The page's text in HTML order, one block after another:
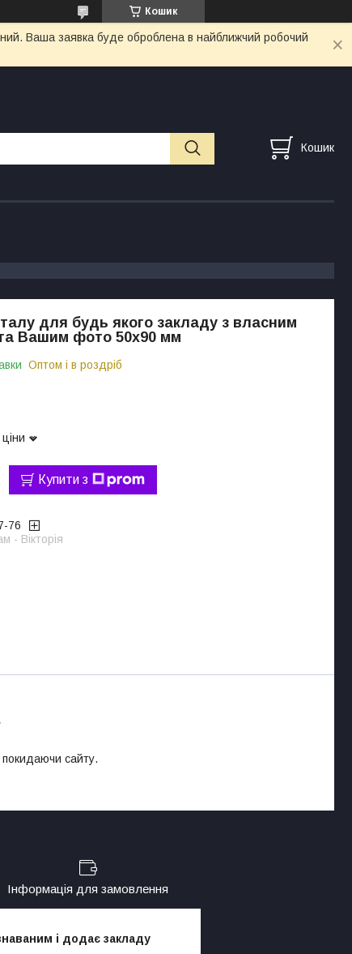
Кошик
Ваша заявка буде оброблена в найближчий робочий
Кошик
для будь якого закладу з власним
Вашим фото 50х90 мм
Оптом і в роздріб
Купити з
76
- Вікторія
покидаючи сайту.
Інформація для замовлення
і додає закладу